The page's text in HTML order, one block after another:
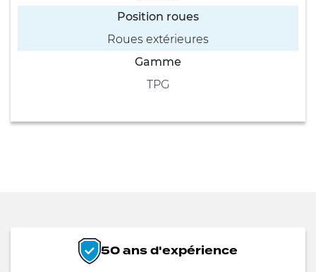
Position roues
Roues extérieures
Gamme
TPG
50 ans d'expérience